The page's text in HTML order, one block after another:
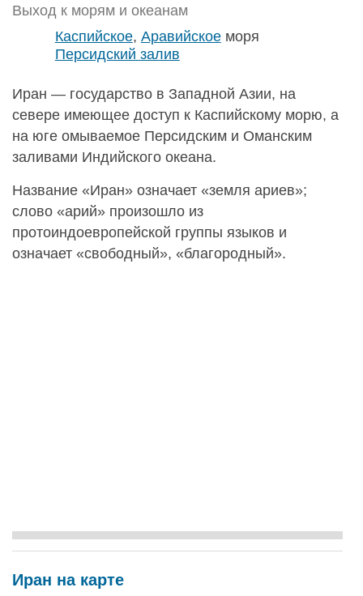
Выход к морям и океанам
Каспийское, Аравийскоеморя
Персидский залив
Иран — государство в Западной Азии, на
севере имеющее доступ к Каспийскому морю, а
на юге омываемое Персидским и Оманским
заливами Индийского океана.
Название «Иран» означает «земля ариев»;
слово «арий» произошло из
протоиндоевропейской группы языков и
означает «свободный», «благородный».
Иран на карте